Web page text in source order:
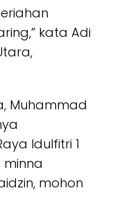
kata Adi
Muhammad
Idulfitri 1
minna
mohon